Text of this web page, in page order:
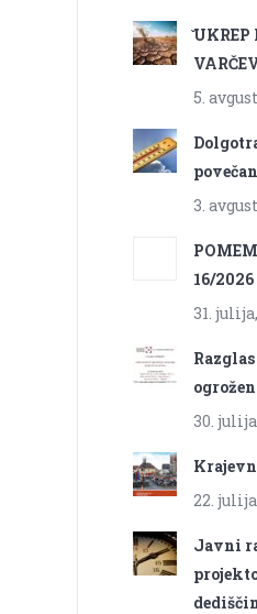
̌UKREP
5.
3.
16/2026
31.
30.
22.
Javni